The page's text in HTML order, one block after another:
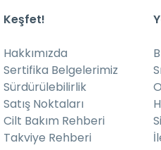
Keşfet!
Hakkımızda
Sertifika Belgelerimiz
Sürdürülebilirlik
Satış Noktaları
Cilt Bakım Rehberi
Takviye Rehberi